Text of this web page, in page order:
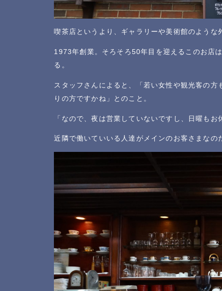
喫茶店というより、ギャラリーや美術館のような
1973年創業。そろそろ50年目を迎えるこのお店
る。
スタッフさんによると、「若い女性や観光客の
りの方ですかね」とのこと。
「なので、夜は営業していないですし、日曜もお
近隣で働いていいる人達がメインのお客さまなの